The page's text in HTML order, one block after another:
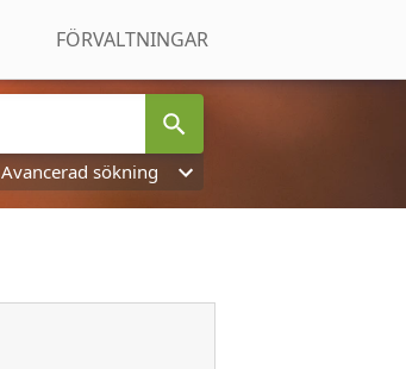
FÖRVALTNINGAR
Avancerad sökning